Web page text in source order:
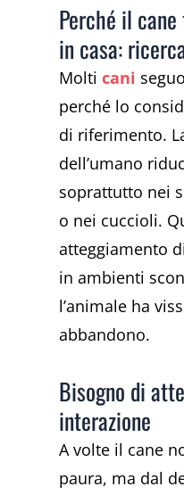
Perché il
in casa:
Molticani
perché lo
di riferimento.
dell’umano
soprattutto nei
o nei cuccioli.
atteggiamento
in ambienti
l’animale ha
abbandono.
Bisogno di
interazione
A volte il cane
paura, ma dal